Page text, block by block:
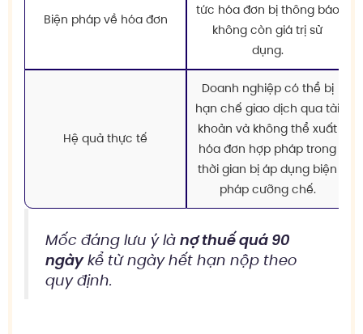
Biện pháp về hóa đơn
tức hóa đơn bị thông báo
không còn giá trị sử
dụng.
Hệ quả thực tế
Doanh nghiệp có thể bị
hạn chế giao dịch qua tài
khoản và không thể xuất
hóa đơn hợp pháp trong
thời gian bị áp dụng biện
pháp cưỡng chế.
Mốc đáng lưu ý là nợ thuế quá 90
ngàykể từ ngày hết hạn nộp theo
quy định.